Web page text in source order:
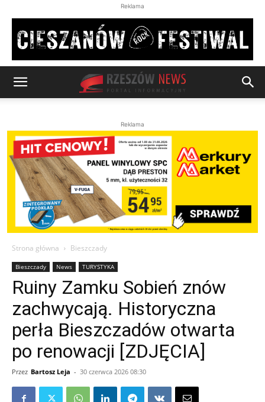
Reklama
Reklama
Strona główna Bieszczady
Bieszczady News TURYSTYKA
Ruiny Zamku Sobień znów
zachwycają. Historyczna
perła Bieszczadów otwarta
po renowacji [ZDJĘCIA]
Przez Bartosz Leja - 30 czerwca 2026 08:30